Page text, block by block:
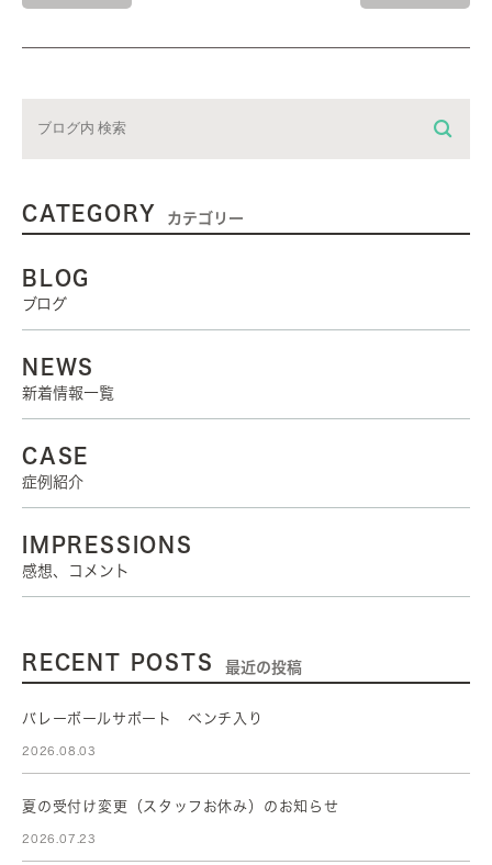
CATEGORY カテゴリー
BLOG
ブログ
NEWS
新着情報一覧
CASE
症例紹介
IMPRESSIONS
感想、コメント
RECENT POSTS 最近の投稿
バレーボールサポート ベンチ入り
2026.08.03
夏の受付け変更（スタッフお休み）のお知らせ
2026.07.23